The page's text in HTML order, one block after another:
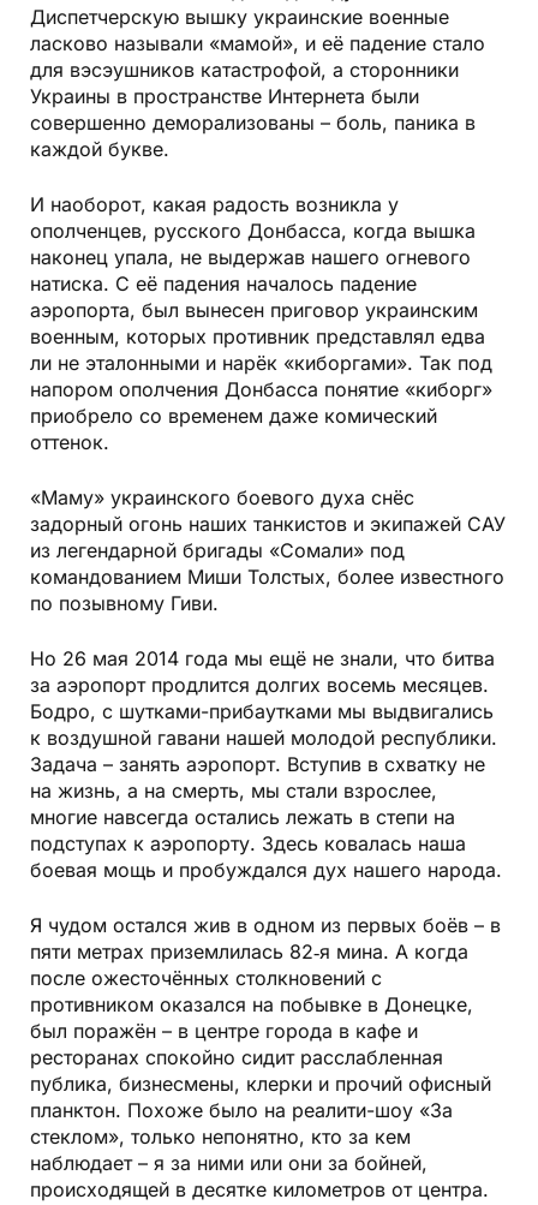
Диспетчерскую вышку украинские военные
ласково называли «мамой», и её падение стало
для вэсэушников катастрофой, а сторонники
Украины в пространстве Интернета были
совершенно деморализованы – боль, паника в
каждой букве.
И наоборот, какая радость возникла у
ополченцев, русского Донбасса, когда вышка
наконец упала, не выдержав нашего огневого
натиска. С её падения началось падение
аэропорта, был вынесен приговор украинским
военным, которых противник представлял едва
ли не эталонными и нарёк «киборгами». Так под
напором ополчения Донбасса понятие «киборг»
приобрело со временем даже комический
оттенок.
«Маму» украинского боевого духа снёс
задорный огонь наших танкистов и экипажей САУ
из легендарной бригады «Сомали» под
командованием Миши Толстых, более известного
по позывному Гиви.
Но 26 мая 2014 года мы ещё не знали, что битва
за аэропорт продлится долгих восемь месяцев.
Бодро, с шутками-прибаутками мы выдвигались
к воздушной гавани нашей молодой республики.
Задача – занять аэропорт. Вступив в схватку не
на жизнь, а на смерть, мы стали взрослее,
многие навсегда остались лежать в степи на
подступах к аэропорту. Здесь ковалась наша
боевая мощь и пробуждался дух нашего народа.
Я чудом остался жив в одном из первых боёв – в
пяти метрах приземлилась 82‑я мина. А когда
после ожесточённых столкновений с
противником оказался на побывке в Донецке,
был поражён – в центре города в кафе и
ресторанах спокойно сидит расслабленная
публика, бизнесмены, клерки и прочий офисный
планктон. Похоже было на реалити-шоу «За
стеклом», только непонятно, кто за кем
наблюдает – я за ними или они за бойней,
происходящей в десятке километров от центра.